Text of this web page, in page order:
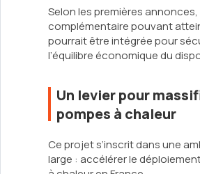
Selon les premières annonces,
complémentaire pouvant
pourrait être intégrée pour
l’équilibre économique du
Un levier pour
pompes à chaleur
Ce projet s’inscrit dans une
large : accélérer le